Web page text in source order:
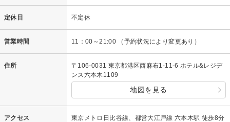
定休日 不定休
営業時間 11：00～21:00 （予約状況により変更あり）
住所
〒106-0031 東京都港区西麻布1-11-6 ホテル&レジデ
ンス六本木1109
地図を見る
アクセス 東京メトロ日比谷線、都営大江戸線 六本木駅 徒歩8分